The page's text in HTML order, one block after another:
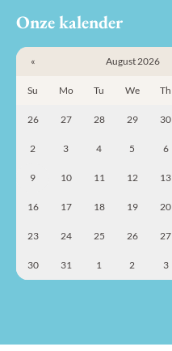
Onze kalender
« August 2026
Su Mo Tu We Th
26 27 28 29 30
2 3 4 5 6
9 10 11 12 13
16 17 18 19 20
23 24 25 26 27
30 31 1 2 3